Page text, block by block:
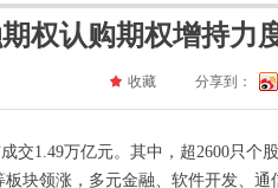
权认购期权增持力
끄 收藏 分享到：
交1.49万亿元。其中，超2600只个
块领涨，多元金融、软件开发、